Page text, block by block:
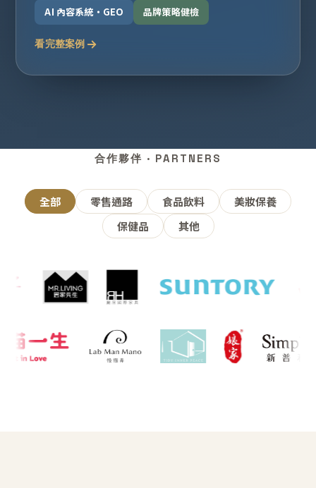
AI 內容系統・GEO 品牌策略健檢
看完整案例
合作夥伴 · PARTNERS
全部 零售通路 食品飲料
美妝保養
保健品
其他